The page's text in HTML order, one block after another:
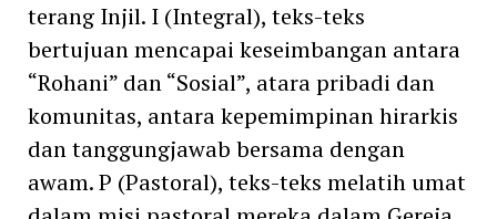
terang Injil. I (Integral), teks-teks
bertujuan mencapai keseimbangan antara
“Rohani” dan “Sosial”, atara pribadi dan
komunitas, antara kepemimpinan hirarkis
dan tanggungjawab bersama dengan
awam. P (Pastoral), teks-teks melatih umat